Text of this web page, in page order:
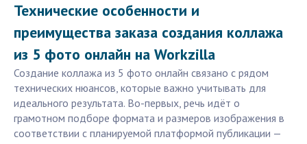
Технические особенности и
преимущества заказа создания коллажа
из 5 фото онлайн на Workzilla
Создание коллажа из 5 фото онлайн связано с рядом
технических нюансов, которые важно учитывать для
идеального результата. Во-первых, речь идёт о
грамотном подборе формата и размеров изображения в
соответствии с планируемой платформой публикации —